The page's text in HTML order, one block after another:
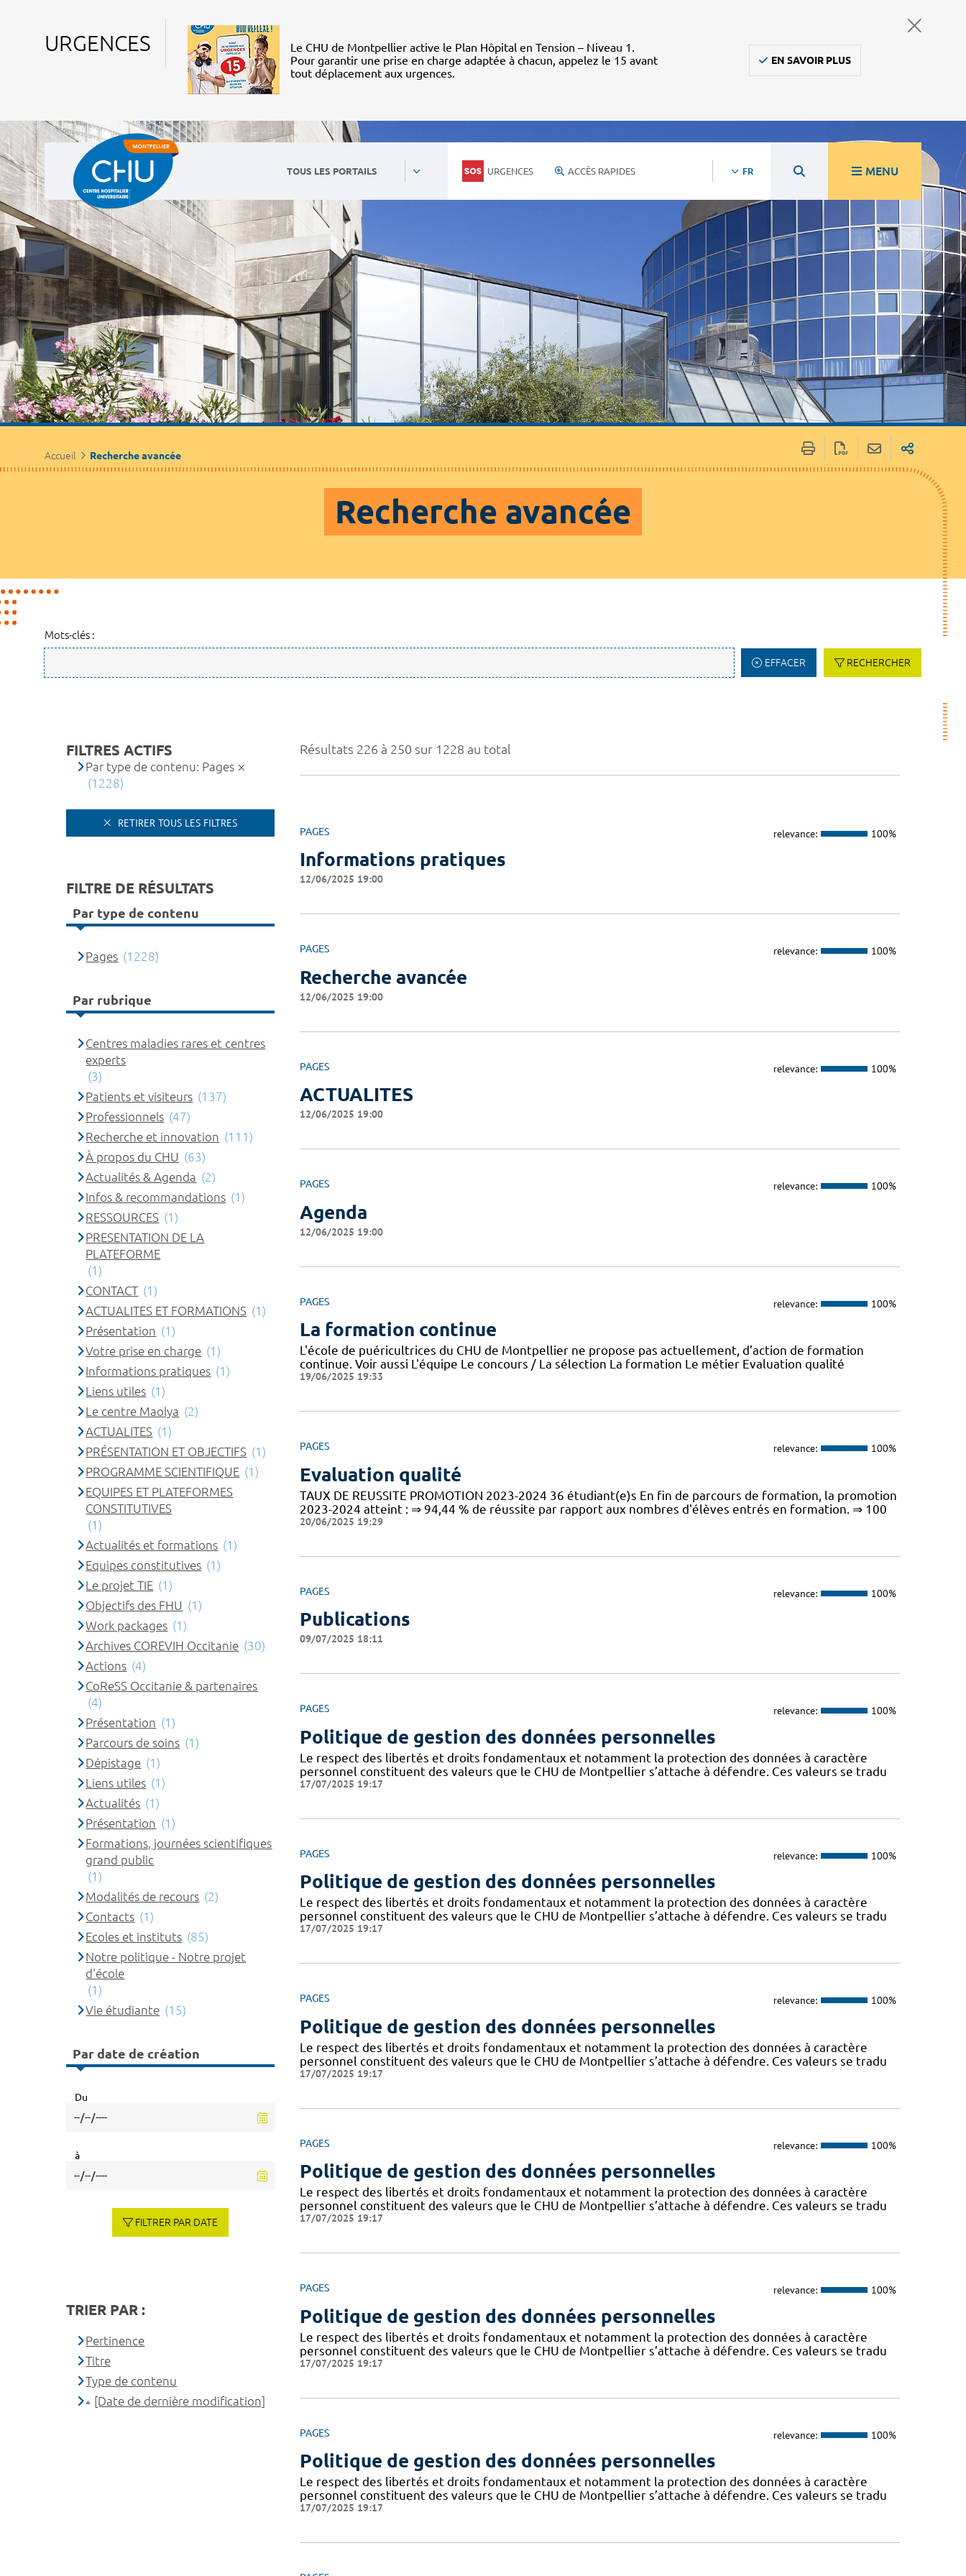
URGENCES
Le CHU de Montpellier active le Plan Hôpital en Tension – Niveau 1.
Pour garantir une prise en charge adaptée à chacun, appelez le 15 avant
tout déplacement aux urgences.
EN SAVOIR PLUS
TOUS LES PORTAILS URGENCES ACCÈS RAPIDES FR MENU
Accueil Recherche avancée
Recherche avancée
Mots-clés :
EFFACER RECHERCHER
Résultats 226 à 250 sur 1228 au total
PAGES relevance: 100%
Informations pratiques
12/06/2025 19:00
PAGES relevance: 100%
Recherche avancée
12/06/2025 19:00
PAGES relevance: 100%
ACTUALITES
12/06/2025 19:00
PAGES relevance: 100%
Agenda
12/06/2025 19:00
PAGES relevance: 100%
La formation continue
L'école de puéricultrices du CHU de Montpellier ne propose pas actuellement, d’action de formation
continue. Voir aussi L'équipe Le concours / La sélection La formation Le métier Evaluation qualité
19/06/2025 19:33
PAGES relevance: 100%
Evaluation qualité
TAUX DE REUSSITE PROMOTION 2023-2024 36 étudiant(e)s En fin de parcours de formation, la promotion
2023-2024 atteint : ⇒ 94,44 % de réussite par rapport aux nombres d'élèves entrés en formation. ⇒ 100
20/06/2025 19:29
PAGES relevance: 100%
Publications
09/07/2025 18:11
PAGES relevance: 100%
Politique de gestion des données personnelles
Le respect des libertés et droits fondamentaux et notamment la protection des données à caractère
personnel constituent des valeurs que le CHU de Montpellier s’attache à défendre. Ces valeurs se tradu
17/07/2025 19:17
PAGES relevance: 100%
Politique de gestion des données personnelles
Le respect des libertés et droits fondamentaux et notamment la protection des données à caractère
personnel constituent des valeurs que le CHU de Montpellier s’attache à défendre. Ces valeurs se tradu
17/07/2025 19:17
PAGES relevance: 100%
Politique de gestion des données personnelles
Le respect des libertés et droits fondamentaux et notamment la protection des données à caractère
personnel constituent des valeurs que le CHU de Montpellier s’attache à défendre. Ces valeurs se tradu
17/07/2025 19:17
PAGES relevance: 100%
Politique de gestion des données personnelles
Le respect des libertés et droits fondamentaux et notamment la protection des données à caractère
personnel constituent des valeurs que le CHU de Montpellier s’attache à défendre. Ces valeurs se tradu
17/07/2025 19:17
PAGES relevance: 100%
Politique de gestion des données personnelles
Le respect des libertés et droits fondamentaux et notamment la protection des données à caractère
personnel constituent des valeurs que le CHU de Montpellier s’attache à défendre. Ces valeurs se tradu
17/07/2025 19:17
PAGES relevance: 100%
Politique de gestion des données personnelles
Le respect des libertés et droits fondamentaux et notamment la protection des données à caractère
personnel constituent des valeurs que le CHU de Montpellier s’attache à défendre. Ces valeurs se tradu
17/07/2025 19:17
FILTRES ACTIFS
Par type de contenu: Pages
(1228)
RETIRER TOUS LES FILTRES
FILTRE DE RÉSULTATS
Par type de contenu
Pages (1228)
Par rubrique
Centres maladies rares et centres
experts
(3)
Patients et visiteurs (137)
Professionnels (47)
Recherche et innovation (111)
À propos du CHU (63)
Actualités & Agenda (2)
Infos & recommandations (1)
RESSOURCES (1)
PRESENTATION DE LA
PLATEFORME
(1)
CONTACT (1)
ACTUALITES ET FORMATIONS (1)
Présentation (1)
Votre prise en charge (1)
Informations pratiques (1)
Liens utiles (1)
Le centre Maolya (2)
ACTUALITES (1)
PRÉSENTATION ET OBJECTIFS (1)
PROGRAMME SCIENTIFIQUE (1)
EQUIPES ET PLATEFORMES
CONSTITUTIVES
(1)
Actualités et formations (1)
Equipes constitutives (1)
Le projet TIE (1)
Objectifs des FHU (1)
Work packages (1)
Archives COREVIH Occitanie (30)
Actions (4)
CoReSS Occitanie & partenaires
(4)
Présentation (1)
Parcours de soins (1)
Dépistage (1)
Liens utiles (1)
Actualités (1)
Présentation (1)
Formations, journées scientifiques
grand public
(1)
Modalités de recours (2)
Contacts (1)
Ecoles et instituts (85)
Notre politique - Notre projet
d'école
(1)
Vie étudiante (15)
Par date de création
Du
à
FILTRER PAR DATE
TRIER PAR :
Pertinence
Titre
Type de contenu
[Date de dernière modification]